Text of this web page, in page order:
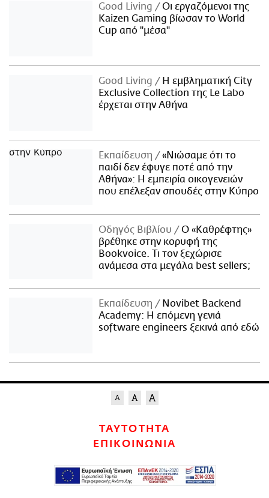
Good Living
Οι εργαζόμενοι της
Kaizen Gaming βίωσαν το World
Cup από "μέσα"
Good Living
Η εμβληματική City
Exclusive Collection της Le Labo
έρχεται στην Αθήνα
Εκπαίδευση
«Νιώσαμε ότι το
παιδί δεν έφυγε ποτέ από την
Αθήνα»: Η εμπειρία οικογενειών
που επέλεξαν σπουδές στην Κύπρο
Οδηγός Βιβλίου
Ο «Καθρέφτης»
βρέθηκε στην κορυφή της
Bookvoice. Τι τον ξεχώρισε
ανάμεσα στα μεγάλα best sellers;
Εκπαίδευση
Novibet Backend
Academy: Η επόμενη γενιά
software engineers ξεκινά από εδώ
ΤΑΥΤΟΤΗΤΑ
ΕΠΙΚΟΙΝΩΝΙΑ